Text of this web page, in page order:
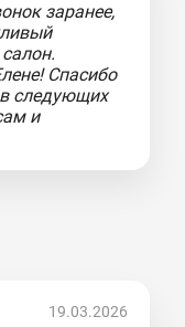
заранее,
Спасибо
следующих
и
19.03.2026